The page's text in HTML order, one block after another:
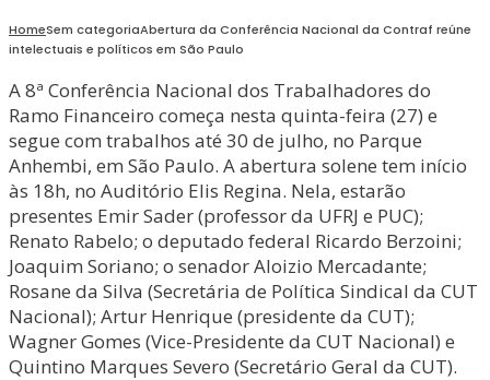
HomeSem categoriaAbertura da Conferência Nacional da Contraf reúne
intelectuais e políticos em São Paulo
A 8ª Conferência Nacional dos Trabalhadores do
Ramo Financeiro começa nesta quinta-feira (27) e
segue com trabalhos até 30 de julho, no Parque
Anhembi, em São Paulo. A abertura solene tem início
às 18h, no Auditório Elis Regina. Nela, estarão
presentes Emir Sader (professor da UFRJ e PUC);
Renato Rabelo; o deputado federal Ricardo Berzoini;
Joaquim Soriano; o senador Aloizio Mercadante;
Rosane da Silva (Secretária de Política Sindical da CUT
Nacional); Artur Henrique (presidente da CUT);
Wagner Gomes (Vice-Presidente da CUT Nacional) e
Quintino Marques Severo (Secretário Geral da CUT).